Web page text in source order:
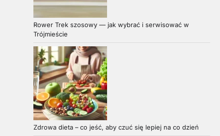
Rower Trek szosowy — jak wybrać i serwisować w
Trójmieście
Zdrowa dieta – co jeść, aby czuć się lepiej na co dzień